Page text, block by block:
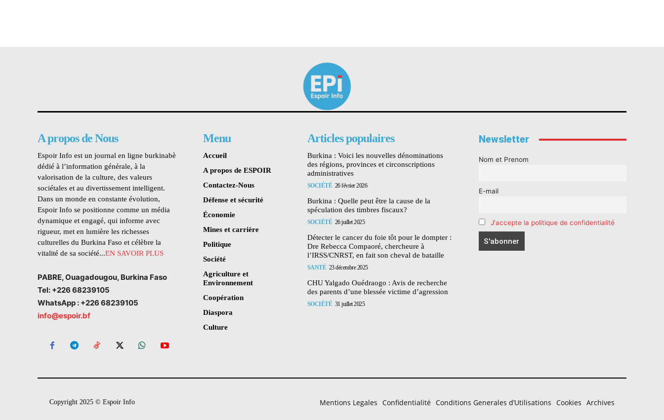
A propos de Nous
Espoir Info est un journal en ligne burkinabè
dédié à l’information générale, à la
valorisation de la culture, des valeurs
sociétales et au divertissement intelligent.
Dans un monde en constante évolution,
Espoir Info se positionne comme un média
dynamique et engagé, qui informe avec
rigueur, met en lumière les richesses
culturelles du Burkina Faso et célèbre la
vitalité de sa société...EN SAVOIR PLUS
PABRE, Ouagadougou, Burkina Faso
Tel: +226 68239105
WhatsApp : +226 68239105
info@espoir.bf
Menu
Accueil
A propos de ESPOIR
Contactez-Nous
Défense et sécurité
Économie
Mines et carrière
Politique
Société
Agriculture et
Environnement
Coopération
Diaspora
Culture
Articles populaires
Burkina : Voici les nouvelles dénominations
des régions, provinces et circonscriptions
administratives
SOCIÉTÉ 26 février 2026
Burkina : Quelle peut être la cause de la
spéculation des timbres fiscaux?
SOCIÉTÉ 26 juillet 2025
Détecter le cancer du foie tôt pour le dompter :
Dre Rebecca Compaoré, chercheure à
l’IRSS/CNRST, en fait son cheval de bataille
SANTÉ 23 décembre 2025
CHU Yalgado Ouédraogo : Avis de recherche
des parents d’une blessée victime d’agression
SOCIÉTÉ 31 juillet 2025
Newsletter
Nom et Prenom
E-mail
J'accepte la politique de confidentialité
Copyright 2025 © Espoir Info Mentions Legales Confidentialité Conditions Generales d’Utilisations Cookies Archives